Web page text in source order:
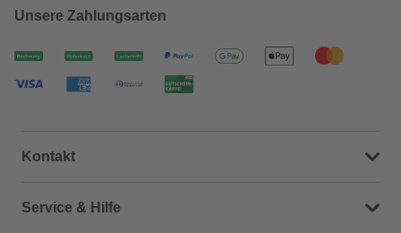
Unsere Zahlungsarten
Kontakt
Dein Kontakt zu uns
Service & Hilfe